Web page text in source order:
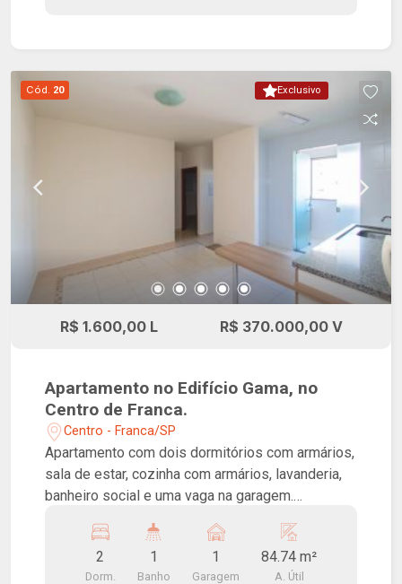
Exclusivo
Cód. 20
R$ 1.600,00 L R$ 370.000,00 V
Apartamento no Edifício Gama, no
Centro de Franca.
Centro - Franca/SP
Apartamento com dois dormitórios com armários,
sala de estar, cozinha com armários, lavanderia,
banheiro social e uma vaga na garagem.
Alonso.
2
Dorm.
1
Banho
1
Garagem
84.74 m²
A. Útil